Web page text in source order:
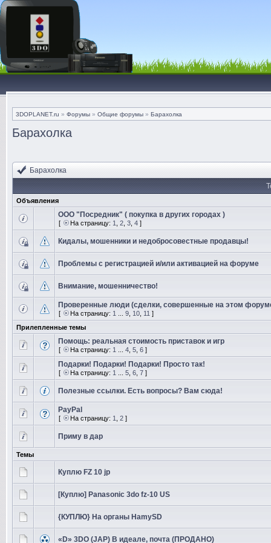
3DOPLANET.ru » Форумы » Общие форумы » Барахолка
Барахолка
Барахолка
Объявления
ООО "Посредник" ( покупка в других городах )
[ На страницу: 1 2 3 4 ]
Кидалы, мошенники и недобросовестные продавцы!
Проблемы с регистрацией и/или активацией на форуме
Внимание, мошенничество!
Проверенные люди (сделки, совершенные на этом
[ На страницу: 1 9 10 11 ]
Прилепленные темы
Помощь: реальная стоимость приставок и игр
[ На страницу: 1 4 5 6 ]
Подарки! Подарки! Подарки! Просто так!
[ На страницу: 1 5 6 7 ]
Полезные ссылки. Есть вопросы? Вам сюда!
PayPal
[ На страницу: 1 2 ]
Приму в дар
Темы
Куплю FZ 10 jp
[Куплю] Panasonic 3do fz-10 US
{КУПЛЮ} На органы HamySD
«D» 3DO (JAP) В идеале, почта (ПРОДАНО)